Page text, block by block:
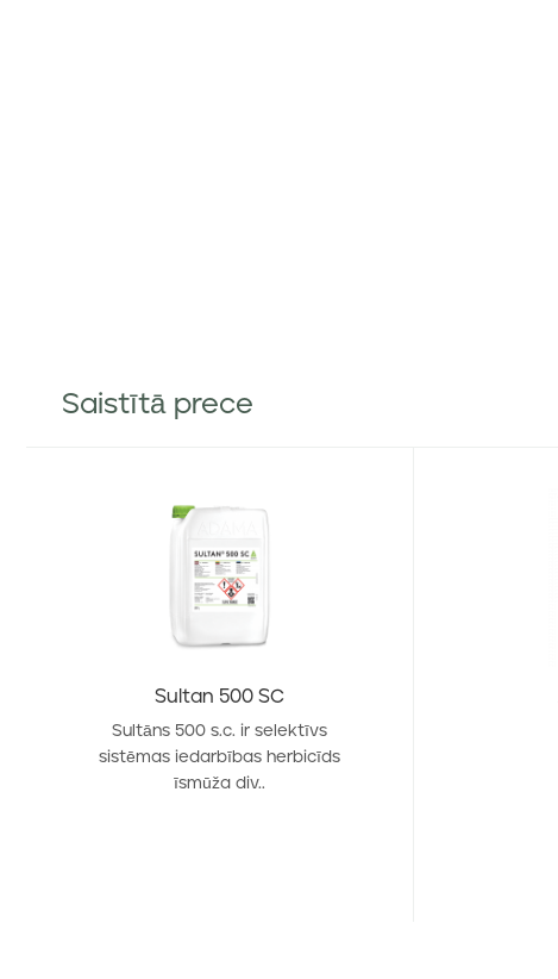
Saistītā prece
Sultan 500 SC
Sultāns 500 s.c. ir selektīvs
sistēmas iedarbības herbicīds
īsmūža div..